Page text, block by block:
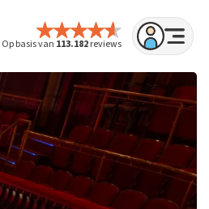
Op basis van 113.182reviews